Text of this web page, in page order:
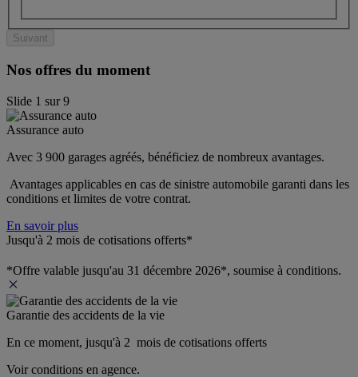
Suivant
Nos offres du moment
Slide 1 sur9
Assurance auto
Avec 3 900 garages agréés, bénéficiez de nombreux avantages.
Avantages applicables en cas de sinistre automobile garanti dans les
conditions et limites de votre contrat.
En savoir plus
Jusqu'à 2 mois de cotisations offerts*
*Offre valable jusqu'au 31 décembre 2026*, soumise à conditions.
Garantie des accidents de la vie
En ce moment, jusqu'à 2  mois de cotisations offerts
Voir conditions en agence.